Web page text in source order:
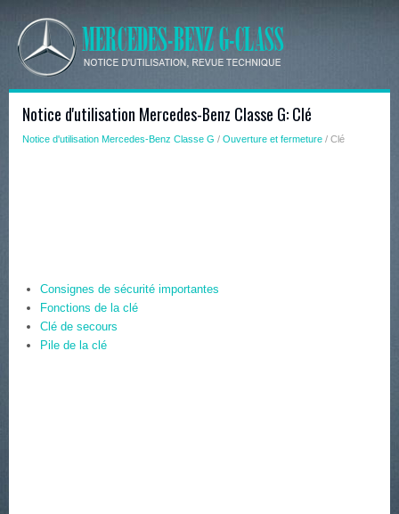
Notice d'utilisation Mercedes-Benz Classe G: Clé
Notice d'utilisation Mercedes-Benz Classe G / Ouverture et fermeture / Clé
Consignes de sécurité importantes
Fonctions de la clé
Clé de secours
Pile de la clé